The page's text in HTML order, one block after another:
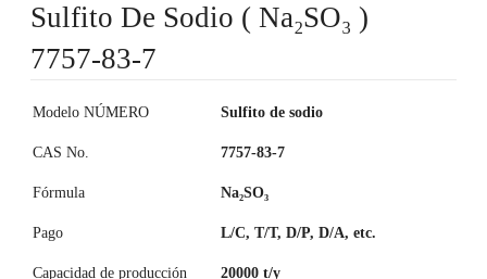
Sulfito De Sodio ( Na₂SO₃ )
7757-83-7
Modelo NÚMERO Sulfito de sodio
CAS No. 7757-83-7
Fórmula Na₂SO₃
Pago L/C, T/T, D/P, D/A, etc.
Capacidad de producción 20000 t/y